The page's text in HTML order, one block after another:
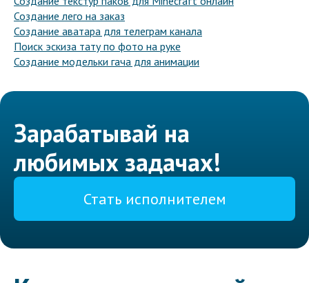
Создание лего на заказ
Создание аватара для телеграм канала
Поиск эскиза тату по фото на руке
Создание модельки гача для анимации
Зарабатывай на
любимых задачах!
Стать исполнителем